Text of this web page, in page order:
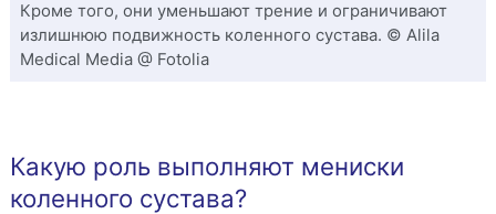
Кроме того, они уменьшают трение и ограничивают
излишнюю подвижность коленного сустава. © Alila
Medical Media @ Fotolia
Какую роль выполняют мениски
коленного сустава?